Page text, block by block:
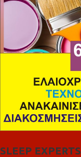
SLEEP EXPERTS